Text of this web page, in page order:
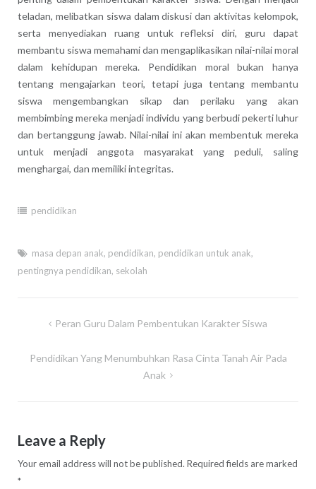
teladan, melibatkan siswa dalam diskusi dan aktivitas kelompok,
serta menyediakan ruang untuk refleksi diri, guru dapat
membantu siswa memahami dan mengaplikasikan nilai-nilai moral
dalam kehidupan mereka. Pendidikan moral bukan hanya
tentang mengajarkan teori, tetapi juga tentang membantu
siswa mengembangkan sikap dan perilaku yang akan
membimbing mereka menjadi individu yang berbudi pekerti luhur
dan bertanggung jawab. Nilai-nilai ini akan membentuk mereka
untuk menjadi anggota masyarakat yang peduli, saling
menghargai, dan memiliki integritas.
pendidikan
masa depan anak, pendidikan, pendidikan untuk anak,
pentingnya pendidikan, sekolah
Post Peran Guru Dalam Pembentukan Karakter Siswa
Pendidikan Yang Menumbuhkan Rasa Cinta Tanah Air Pada
Anak
Leave a Reply
Your email address will not be published. Required fields are marked
*